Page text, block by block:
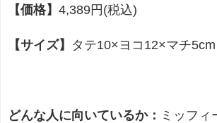
【価格】 4,389円(税込)
【サイズ】 タテ10×ヨコ12×マチ5cm
どんな人に向いているか：
ミッフィ